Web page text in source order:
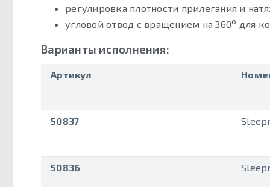
регулировка плотности прилегания и
угловой отвод с вращением на 360о для
Варианты исполнения:
Артикул
50837
50836